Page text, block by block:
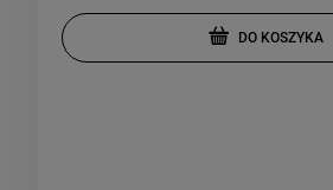
DO KOSZYKA